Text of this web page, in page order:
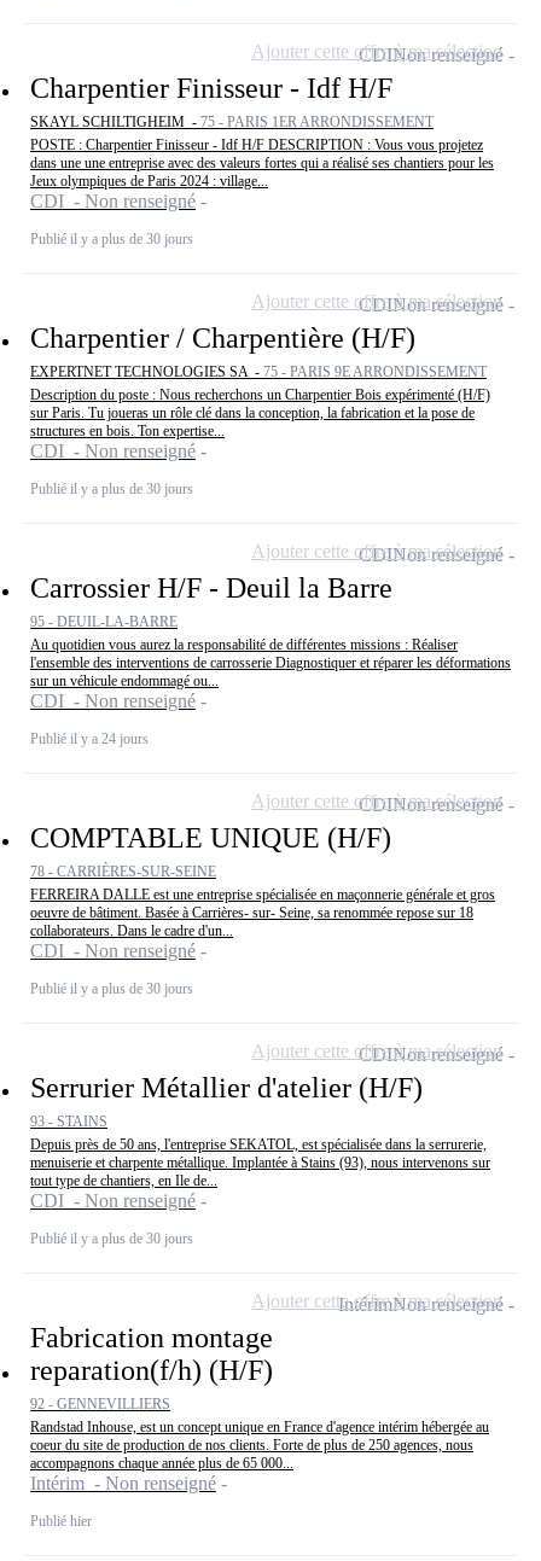
Charpentier Finisseur - Idf H/F
SKAYL SCHILTIGHEIM - 75 - PARIS 1ER ARRONDISSEMENT
POSTE : Charpentier Finisseur - Idf H/F DESCRIPTION : Vous vous projetez
dans une une entreprise avec des valeurs fortes qui a réalisé ses chantiers pour les
Jeux olympiques de Paris 2024 : village...
CDI - Non renseigné
Publié il y a plus de 30 jours
CDINon renseigné
Ajouter cette offre à ma sélection
Charpentier / Charpentière (H/F)
EXPERTNET TECHNOLOGIES SA - 75 - PARIS 9E ARRONDISSEMENT
Description du poste : Nous recherchons un Charpentier Bois expérimenté (H/F)
sur Paris. Tu joueras un rôle clé dans la conception, la fabrication et la pose de
structures en bois. Ton expertise...
CDI - Non renseigné
Publié il y a plus de 30 jours
CDINon renseigné
Ajouter cette offre à ma sélection
Carrossier H/F - Deuil la Barre
95 - DEUIL-LA-BARRE
Au quotidien vous aurez la responsabilité de différentes missions : Réaliser
l'ensemble des interventions de carrosserie Diagnostiquer et réparer les déformations
sur un véhicule endommagé ou...
CDI - Non renseigné
Publié il y a 24 jours
CDINon renseigné
Ajouter cette offre à ma sélection
COMPTABLE UNIQUE (H/F)
78 - CARRIÈRES-SUR-SEINE
FERREIRA DALLE est une entreprise spécialisée en maçonnerie générale et gros
oeuvre de bâtiment. Basée à Carrières- sur- Seine, sa renommée repose sur 18
collaborateurs. Dans le cadre d'un...
CDI - Non renseigné
Publié il y a plus de 30 jours
CDINon renseigné
Ajouter cette offre à ma sélection
Serrurier Métallier d'atelier (H/F)
93 - STAINS
Depuis près de 50 ans, l'entreprise SEKATOL, est spécialisée dans la serrurerie,
menuiserie et charpente métallique. Implantée à Stains (93), nous intervenons sur
tout type de chantiers, en Ile de...
CDI - Non renseigné
Publié il y a plus de 30 jours
CDINon renseigné
Ajouter cette offre à ma sélection
Fabrication montage
reparation(f/h) (H/F)
92 - GENNEVILLIERS
Randstad Inhouse, est un concept unique en France d'agence intérim hébergée au
coeur du site de production de nos clients. Forte de plus de 250 agences, nous
accompagnons chaque année plus de 65 000...
Intérim - Non renseigné
Publié hier
IntérimNon renseigné
Ajouter cette offre à ma sélection